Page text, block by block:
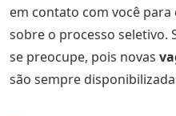
em contato com você
sobre o processo seletivo.
se preocupe, pois novas
são sempre